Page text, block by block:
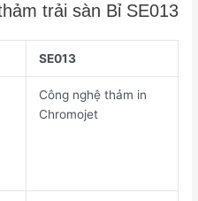
trải sàn Bỉ SE013
SE013
Công nghệ thảm in
Chromojet